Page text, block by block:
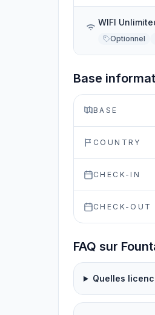
WIFI
Optionnel
Base
BASE
COUNTRY
CHECK-IN
CHECK-OUT
FAQ sur
Quelles